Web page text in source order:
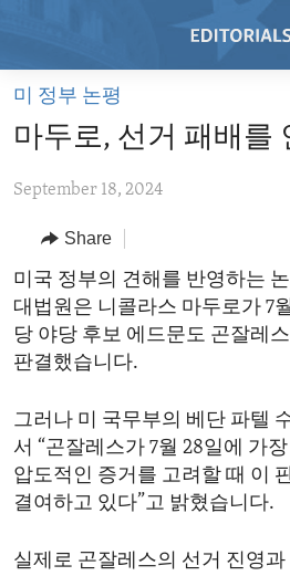
Skip
main
Skip
Navigation
Skip
Search
HOME
VIDEO
RADIO
REGIONS
AFRICA
AMERICAS
ASIA
MIDDLE EAST
TOPICS
HUMAN RIGHTS
SECURITY AND DEFENSE
DEMOCRACY AND GOVERNANCE
ECONOMY AND TRADE
ENVIRONMENT AND HEALTH
IDEALS AND INSTITUTIONS
ARCHIVE
ABOUT US
FOLLOW US
미 정부 논평
마두로, 선거 패배를
September 18, 2024
Share
미국 정부의 견해를 반영하는
대법원은 니콜라스 마두로가 7
당 야당 후보 에드문도 곤잘레
판결했습니다.
그러나 미 국무부의 베단 파텔
서 “곤잘레스가 7월 28일에 가
압도적인 증거를 고려할 때 이
결여하고 있다”고 밝혔습니다.
실제로 곤잘레스의 선거 진영과